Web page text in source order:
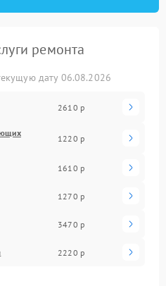
ремонта
дату 06.08.2026
2610 р
1220 р
1610 р
1270 р
3470 р
2220 р